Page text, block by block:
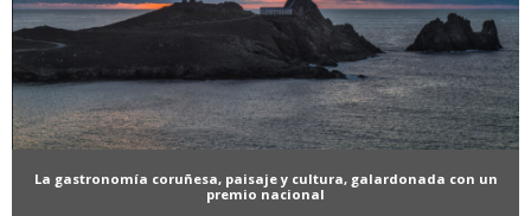
La gastronomía coruñesa, paisaje y cultura, galardonada con un
premio nacional